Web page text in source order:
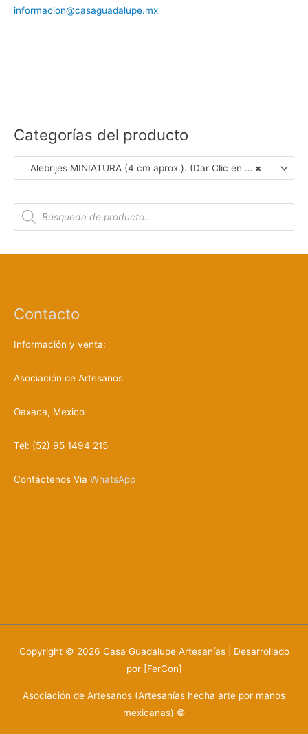
informacion@casaguadalupe.mx
Categorías del producto
×
Alebrijes MINIATURA (4 cm aprox.). (Dar Clic en Foto para Detalles)
B
q
o
d
c
t
Contacto
Información y venta:
Asociación de Artesanos
Oaxaca, Mexico
Tel: (52) 95 1494 215
Contáctenos Via WhatsApp
Copyright © 2026 Casa Guadalupe Artesanías| Desarrollado
por [FerCon]
Asociación de Artesanos (Artesanías hecha arte por manos
mexicanas) ©